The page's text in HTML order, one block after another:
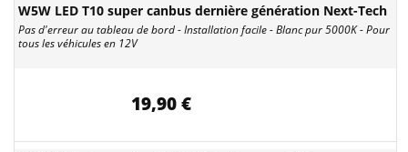
W5W LED T10 super canbus dernière génération Next-Tech
Pas d'erreur au tableau de bord - Installation facile - Blanc pur 5000K - Pour
tous les véhicules en 12V
19,90 €